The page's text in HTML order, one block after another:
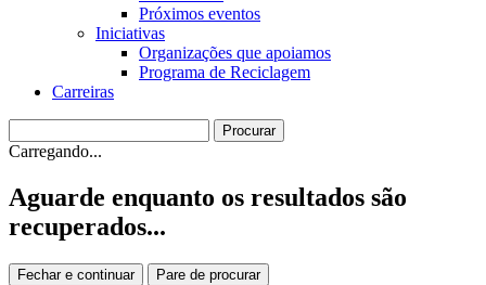
Próximos eventos
Iniciativas
Organizações que apoiamos
Programa de Reciclagem
Carreiras
Carregando...
Aguarde enquanto os resultados são
recuperados...
Fechar e continuar Pare de procurar